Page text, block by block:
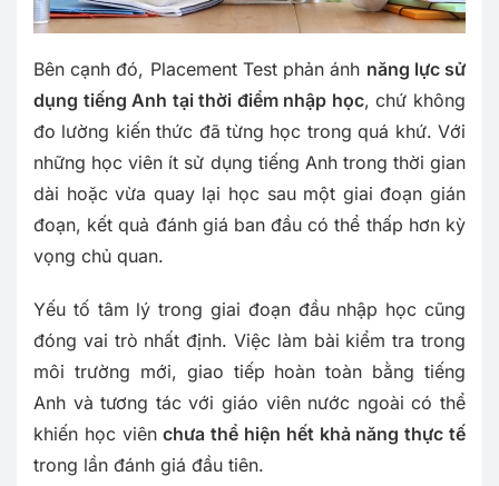
Bên cạnh đó, Placement Test phản ánh năng lực sử
dụng tiếng Anh tại thời điểm nhập học, chứ không
đo lường kiến thức đã từng học trong quá khứ. Với
những học viên ít sử dụng tiếng Anh trong thời gian
dài hoặc vừa quay lại học sau một giai đoạn gián
đoạn, kết quả đánh giá ban đầu có thể thấp hơn kỳ
vọng chủ quan.
Yếu tố tâm lý trong giai đoạn đầu nhập học cũng
đóng vai trò nhất định. Việc làm bài kiểm tra trong
môi trường mới, giao tiếp hoàn toàn bằng tiếng
Anh và tương tác với giáo viên nước ngoài có thể
khiến học viênchưa thể hiện hết khả năng thực tế
trong lần đánh giá đầu tiên.